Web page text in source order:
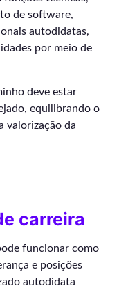
de software,
autodidatas,
por meio de
deve estar
equilibrando o
valorização da
carreira
funcionar como
e posições
autodidata